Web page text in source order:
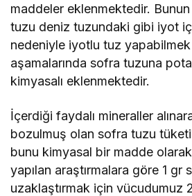
maddeler eklenmektedir.
tuzu deniz tuzundaki gibi iyot
nedeniyle iyotlu tuz
aşamalarında sofra tuzuna
kimyasalı eklenmektedir.
İçerdiği faydalı mineraller
bozulmuş olan sofra tuzu
bunu kimyasal bir madde
yapılan araştırmalara göre 1 gr
uzaklaştırmak için vücudumuz